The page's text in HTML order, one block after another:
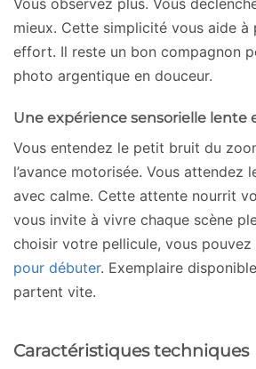
Vous observez plus. Vous
mieux. Cette simplicité vous aide à
effort. Il reste un bon compagnon
photo argentique en douceur.
Une expérience sensorielle lente
Vous entendez le petit bruit du
l’avance motorisée. Vous attendez
avec calme. Cette attente nourrit
vous invite à vivre chaque scène
choisir votre pellicule, vous pouvez
pour débuter. Exemplaire
partent vite.
Caractéristiques techniques